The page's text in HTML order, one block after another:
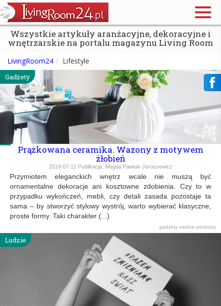
Wszystkie artykuły aranżacyjne, dekoracyjne i
wnętrzarskie na portalu magazynu Living Room
LivingRoom24 Lifestyle
Gadżety
Prążkowana ceramika. Wazony z motywem
żłobień
2019-07-12Publikacja: Magda Pawluk-Jaroszewicz
Przymiotem eleganckich wnętrz wcale nie muszą być
ornamentalne dekoracje ani kosztowne zdobienia. Czy to w
przypadku wykończeń, mebli, czy detali zasada pozostaje ta
sama – by stworzyć stylowy wystrój, warto wybierać klasyczne,
proste formy. Taki charakter (...)
gadżety modne produkty
Ludzie